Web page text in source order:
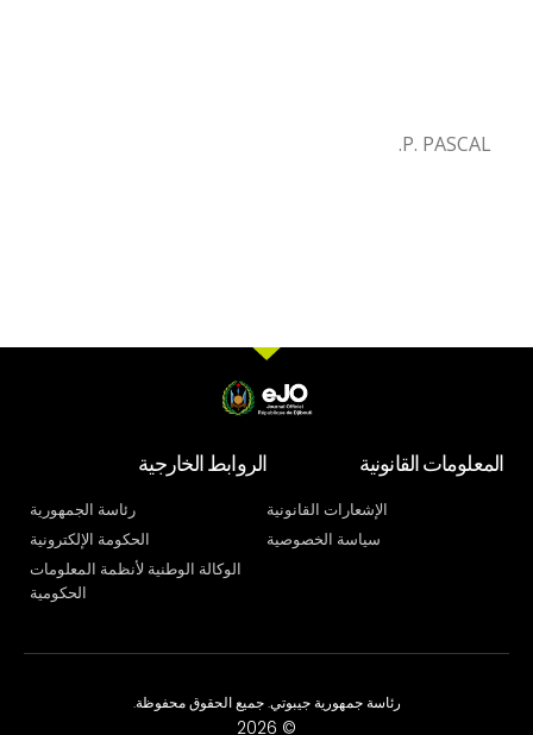
P. PASCAL.
المعلومات القانونية
الإشعارات القانونية
سياسة الخصوصية
الروابط الخارجية
رئاسة الجمهورية
الحكومة الإلكترونية
الوكالة الوطنية لأنظمة المعلومات
الحكومية
رئاسة جمهورية جيبوتي. جميع الحقوق محفوظة.
© 2026